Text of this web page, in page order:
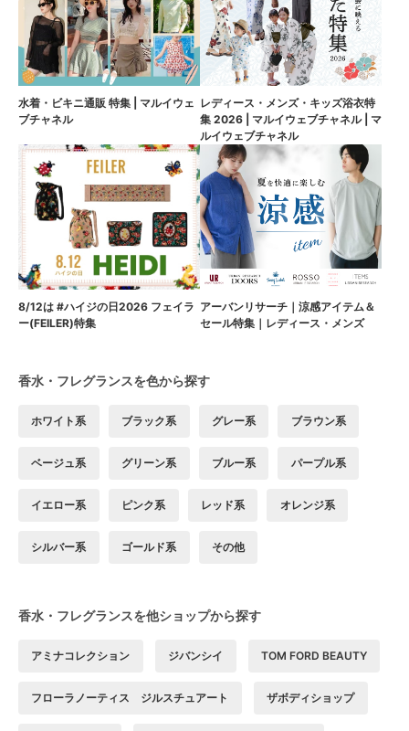
水着・ビキニ通販 特集 | マルイウェ
ブチャネル
レディース・メンズ・キッズ浴衣特
集 2026 | マルイウェブチャネル | マ
ルイウェブチャネル
8/12は #ハイジの日2026 フェイラ
ー(FEILER)特集
アーバンリサーチ｜涼感アイテム＆
セール特集｜レディース・メンズ
香水・フレグランスを色から探す
ホワイト系 ブラック系 グレー系 ブラウン系
ベージュ系 グリーン系 ブルー系 パープル系
イエロー系 ピンク系 レッド系 オレンジ系
シルバー系 ゴールド系 その他
香水・フレグランスを他ショップから探す
アミナコレクション ジバンシイ TOM FORD BEAUTY
フローラノーティス ジルスチュアート ザボディショップ